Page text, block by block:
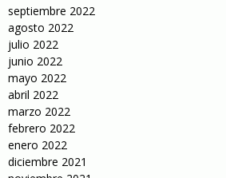
septiembre 2022
agosto 2022
julio 2022
junio 2022
mayo 2022
abril 2022
marzo 2022
febrero 2022
enero 2022
diciembre 2021